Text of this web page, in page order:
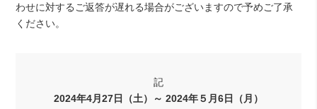
わせに対するご返答が遅れる場合がございますので予めご了承
ください。
記
2024年4月27日（土）～ 2024年５月6日（月）